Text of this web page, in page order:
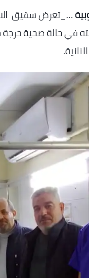
…_تعرض شقيق
حالة صحية حرجة